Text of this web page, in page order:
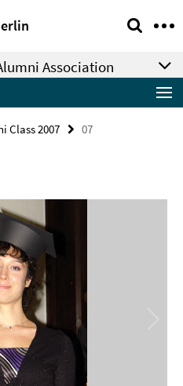
Association
Class 2007 07